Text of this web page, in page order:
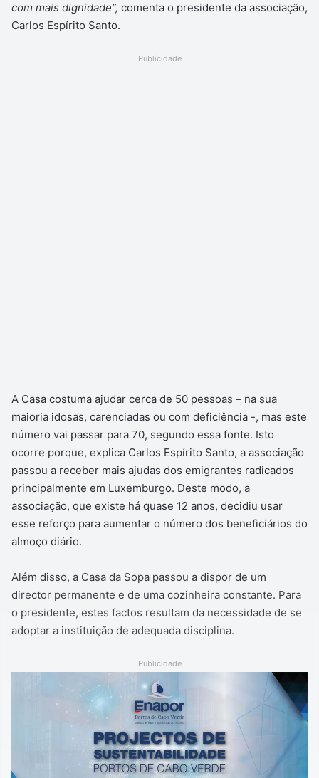
com mais dignidade”, comenta o presidente da associação,
Carlos Espírito Santo.
Publicidade
A Casa costuma ajudar cerca de 50 pessoas – na sua
maioria idosas, carenciadas ou com deficiência -, mas este
número vai passar para 70, segundo essa fonte. Isto
ocorre porque, explica Carlos Espírito Santo, a associação
passou a receber mais ajudas dos emigrantes radicados
principalmente em Luxemburgo. Deste modo, a
associação, que existe há quase 12 anos, decidiu usar
esse reforço para aumentar o número dos beneficiários do
almoço diário.
Além disso, a Casa da Sopa passou a dispor de um
director permanente e de uma cozinheira constante. Para
o presidente, estes factos resultam da necessidade de se
adoptar a instituição de adequada disciplina.
Publicidade